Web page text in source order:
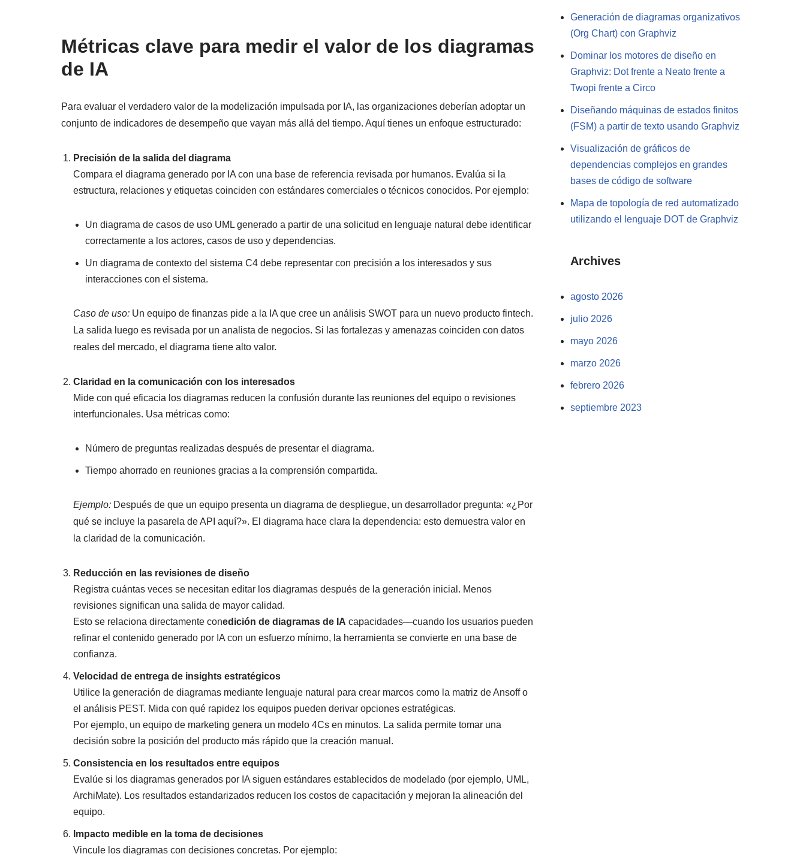
Métricas clave para medir el valor de los diagramas
de IA
Para evaluar el verdadero valor de la modelización impulsada por IA, las organizaciones deberían adoptar un
conjunto de indicadores de desempeño que vayan más allá del tiempo. Aquí tienes un enfoque estructurado:
Precisión de la salida del diagrama
Compara el diagrama generado por IA con una base de referencia revisada por humanos. Evalúa si la
estructura, relaciones y etiquetas coinciden con estándares comerciales o técnicos conocidos. Por ejemplo:
Un diagrama de casos de uso UML generado a partir de una solicitud en lenguaje natural debe identificar
correctamente a los actores, casos de uso y dependencias.
Un diagrama de contexto del sistema C4 debe representar con precisión a los interesados y sus
interacciones con el sistema.
Caso de uso: Un equipo de finanzas pide a la IA que cree un análisis SWOT para un nuevo producto fintech.
La salida luego es revisada por un analista de negocios. Si las fortalezas y amenazas coinciden con datos
reales del mercado, el diagrama tiene alto valor.
Claridad en la comunicación con los interesados
Mide con qué eficacia los diagramas reducen la confusión durante las reuniones del equipo o revisiones
interfuncionales. Usa métricas como:
Número de preguntas realizadas después de presentar el diagrama.
Tiempo ahorrado en reuniones gracias a la comprensión compartida.
Ejemplo: Después de que un equipo presenta un diagrama de despliegue, un desarrollador pregunta: «¿Por
qué se incluye la pasarela de API aquí?». El diagrama hace clara la dependencia: esto demuestra valor en
la claridad de la comunicación.
Reducción en las revisiones de diseño
Registra cuántas veces se necesitan editar los diagramas después de la generación inicial. Menos
revisiones significan una salida de mayor calidad.
Esto se relaciona directamente conedición de diagramas de IA capacidades—cuando los usuarios pueden
refinar el contenido generado por IA con un esfuerzo mínimo, la herramienta se convierte en una base de
confianza.
Velocidad de entrega de insights estratégicos
Utilice la generación de diagramas mediante lenguaje natural para crear marcos como la matriz de Ansoff o
el análisis PEST. Mida con qué rapidez los equipos pueden derivar opciones estratégicas.
Por ejemplo, un equipo de marketing genera un modelo 4Cs en minutos. La salida permite tomar una
decisión sobre la posición del producto más rápido que la creación manual.
Consistencia en los resultados entre equipos
Evalúe si los diagramas generados por IA siguen estándares establecidos de modelado (por ejemplo, UML,
ArchiMate). Los resultados estandarizados reducen los costos de capacitación y mejoran la alineación del
equipo.
Impacto medible en la toma de decisiones
Vincule los diagramas con decisiones concretas. Por ejemplo:
Generación de diagramas organizativos
(Org Chart) con Graphviz
Dominar los motores de diseño en
Graphviz: Dot frente a Neato frente a
Twopi frente a Circo
Diseñando máquinas de estados finitos
(FSM) a partir de texto usando Graphviz
Visualización de gráficos de
dependencias complejos en grandes
bases de código de software
Mapa de topología de red automatizado
utilizando el lenguaje DOT de Graphviz
Archives
agosto 2026
julio 2026
mayo 2026
marzo 2026
febrero 2026
septiembre 2023